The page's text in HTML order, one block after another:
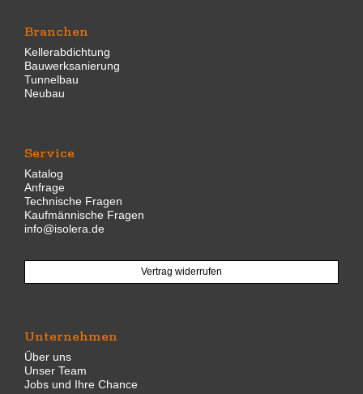
Branchen
Kellerabdichtung
Bauwerksanierung
Tunnelbau
Neubau
Service
Katalog
Anfrage
Technische Fragen
Kaufmännische Fragen
info@isolera.de
Vertrag widerrufen
Unternehmen
Über uns
Unser Team
Jobs und Ihre Chance